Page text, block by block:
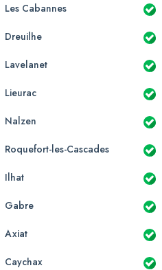
Les Cabannes
Dreuilhe
Lavelanet
Lieurac
Nalzen
Roquefort-les-Cascades
Ilhat
Gabre
Axiat
Caychax